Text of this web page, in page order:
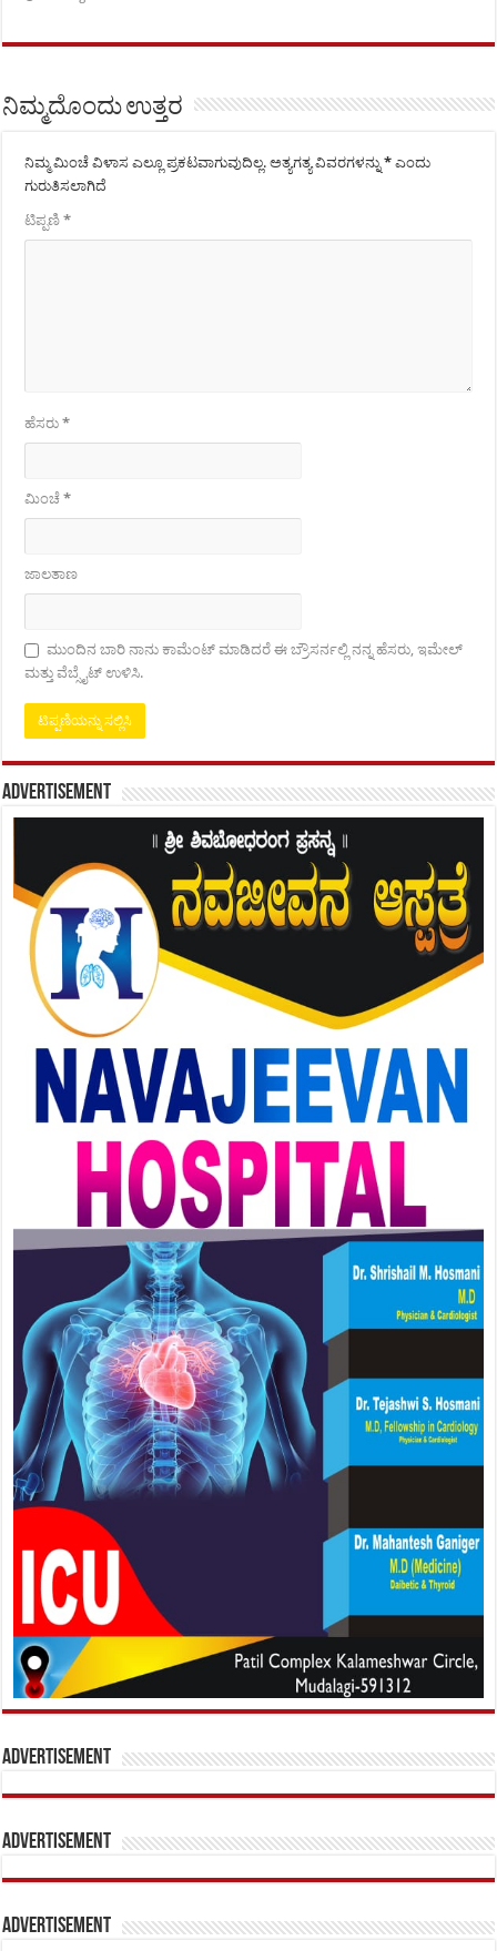
ನಿಮ್ಮದೊಂದು ಉತ್ತರ
ನಿಮ್ಮ ಮಿಂಚೆ ವಿಳಾಸ ಎಲ್ಲೂ ಪ್ರಕಟವಾಗುವುದಿಲ್ಲ. ಅತ್ಯಗತ್ಯ ವಿವರಗಳನ್ನು* ಎಂದು
ಗುರುತಿಸಲಾಗಿದೆ
ಟಿಪ್ಪಣಿ*
ಹೆಸರು*
ಮಿಂಚೆ*
ಜಾಲತಾಣ
ಮುಂದಿನ ಬಾರಿ ನಾನು ಕಾಮೆಂಟ್ ಮಾಡಿದರೆ ಈ ಬ್ರೌಸರ್ನಲ್ಲಿ ನನ್ನ ಹೆಸರು, ಇಮೇಲ್
ಮತ್ತು ವೆಬ್ಸೈಟ್ ಉಳಿಸಿ.
Advertisement
Advertisement
Advertisement
Advertisement